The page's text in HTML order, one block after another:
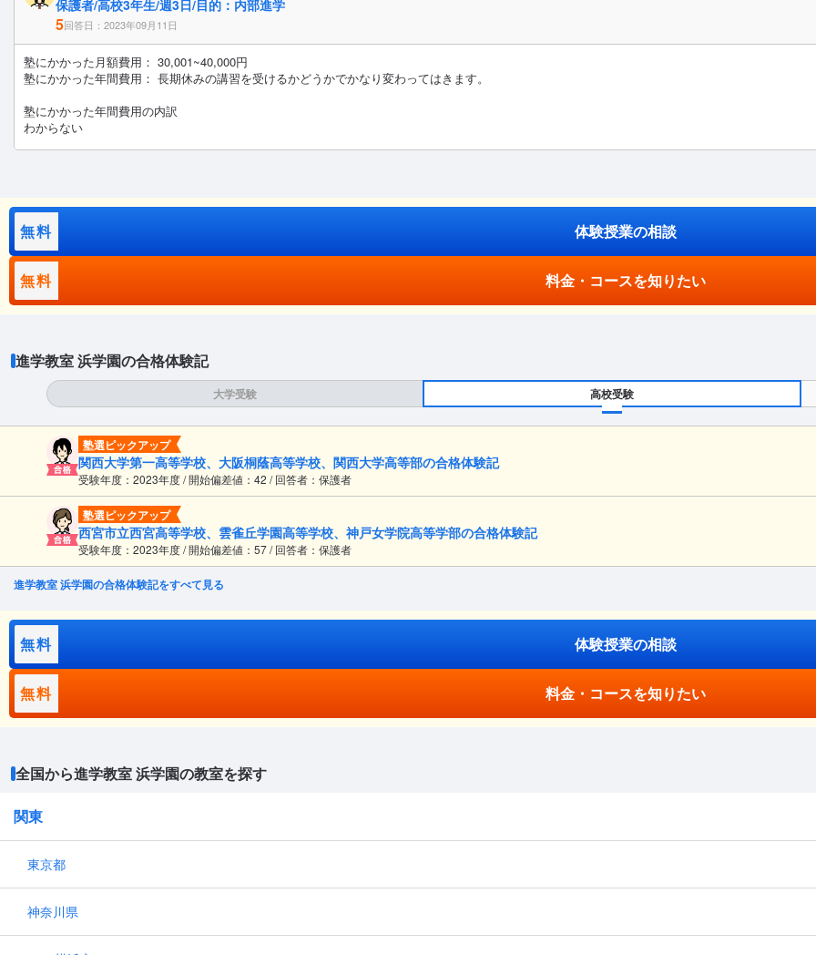
保護者/高校3年生/週3日/目的：内部進学
5回答日：2023年09月11日
塾にかかった月額費用： 30,001~40,000円
塾にかかった年間費用： 長期休みの講習を受けるかどうかでかなり変わってはきます。
塾にかかった年間費用の内訳
わからない
無料 体験授業の相談
無料 料金・コースを知りたい
進学教室 浜学園の合格体験記
大学受験 高校受験
塾選ピックアップ
関西大学第一高等学校、大阪桐蔭高等学校、関西大学高等部の合格体験記
受験年度：2023年度 / 開始偏差値：42 / 回答者：保護者
塾選ピックアップ
西宮市立西宮高等学校、雲雀丘学園高等学校、神戸女学院高等学部の合格体験記
受験年度：2023年度 / 開始偏差値：57 / 回答者：保護者
進学教室 浜学園の合格体験記をすべて見る
無料 体験授業の相談
無料 料金・コースを知りたい
全国から進学教室 浜学園の教室を探す
関東
東京都
神奈川県